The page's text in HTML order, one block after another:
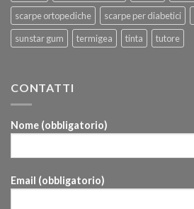
scarpe ortopediche
scarpe per diabetici
sunstar gum
termigea tinta tutore
CONTATTI
Nome (obbligatorio)
Email (obbligatorio)